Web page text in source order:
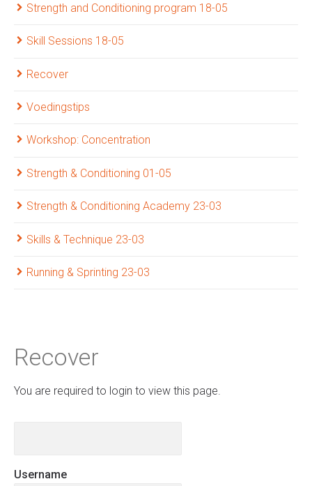
Strength and Conditioning program 18-05
Skill Sessions 18-05
Recover
Voedingstips
Workshop: Concentration
Strength & Conditioning 01-05
Strength & Conditioning Academy 23-03
Skills & Technique 23-03
Running & Sprinting 23-03
Recover
You are required to login to view this page.
Username